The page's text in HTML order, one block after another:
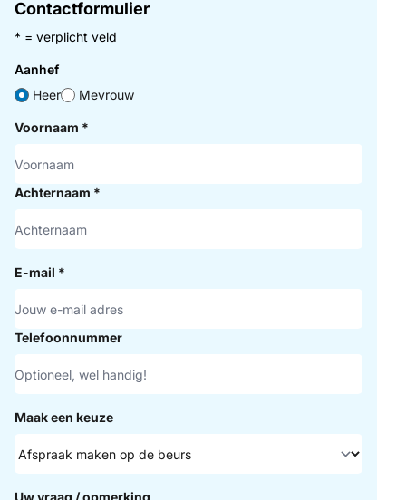
Contactformulier
* = verplicht veld
Aanhef
Heer
Mevrouw
Voornaam *
Achternaam *
E-mail *
Telefoonnummer
Maak een keuze